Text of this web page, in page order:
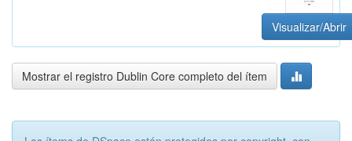
Visualizar/Abrir
Mostrar el registro Dublin Core completo del ítem